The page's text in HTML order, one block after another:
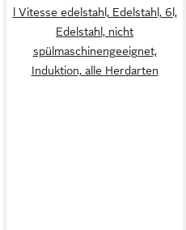
l Vitesse edelstahl, Edelstahl, 6l,
Edelstahl, nicht
spülmaschinengeeignet,
Induktion, alle Herdarten